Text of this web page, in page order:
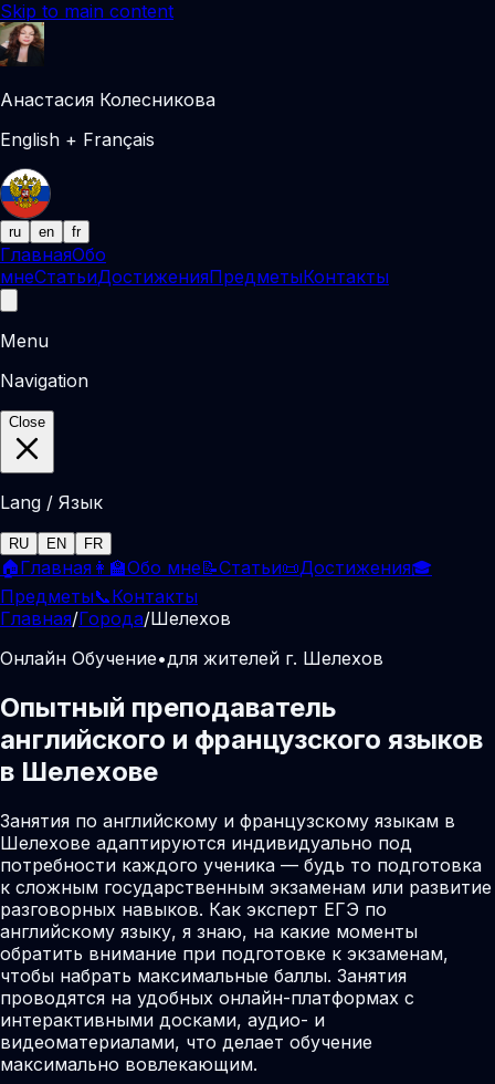
Skip to main content
Анастасия Колесникова
English + Français
ru en fr
ГлавнаяОбо
мнеСтатьиДостиженияПредметыКонтакты
Menu
Navigation
Close
Lang / Язык
RU EN FR
🏠Главная 👩‍🏫Обо мне📝Статьи📜Достижения🎓
Предметы📞Контакты
Главная/Города/Шелехов
Онлайн Обучение•для жителей г. Шелехов
Опытный преподаватель
английского и французского языков
в Шелехове
Занятия по английскому и французскому языкам в
Шелехове адаптируются индивидуально под
потребности каждого ученика — будь то подготовка
к сложным государственным экзаменам или развитие
разговорных навыков. Как эксперт ЕГЭ по
английскому языку, я знаю, на какие моменты
обратить внимание при подготовке к экзаменам,
чтобы набрать максимальные баллы. Занятия
проводятся на удобных онлайн-платформах с
интерактивными досками, аудио- и
видеоматериалами, что делает обучение
максимально вовлекающим.